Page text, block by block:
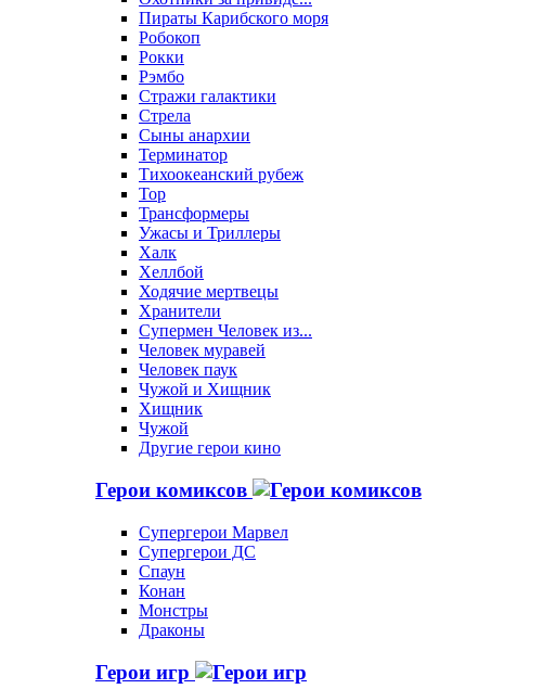
Пираты Карибского моря
Робокоп
Рокки
Рэмбо
Стражи галактики
Стрела
Сыны анархии
Терминатор
Тихоокеанский рубеж
Тор
Трансформеры
Ужасы и Триллеры
Халк
Хеллбой
Ходячие мертвецы
Хранители
Супермен Человек из...
Человек муравей
Человек паук
Чужой и Хищник
Хищник
Чужой
Другие герои кино
Герои комиксов
Супергерои Марвел
Супергерои ДС
Спаун
Конан
Монстры
Драконы
Герои игр